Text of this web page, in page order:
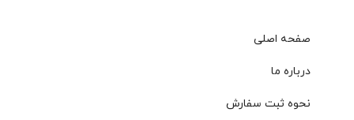
صفحه اصلی
درباره ما
نحوه ثبت سفارش